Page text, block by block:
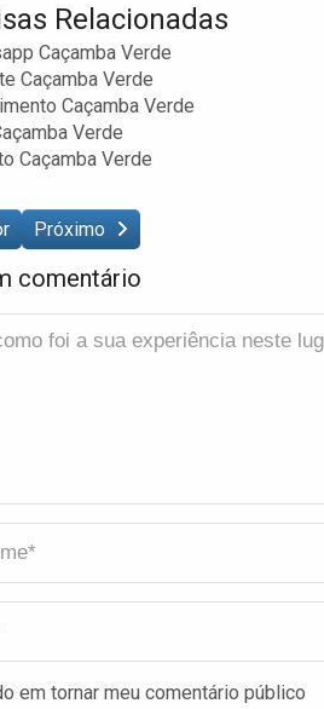
Relacionadas
Caçamba Verde
Caçamba Verde
Caçamba Verde
Verde
Caçamba Verde
Próximo
comentário
em tornar meu comentário público